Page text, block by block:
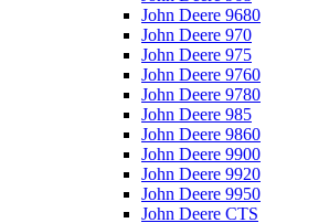
John Deere 9680
John Deere 970
John Deere 975
John Deere 9760
John Deere 9780
John Deere 985
John Deere 9860
John Deere 9900
John Deere 9920
John Deere 9950
John Deere CTS